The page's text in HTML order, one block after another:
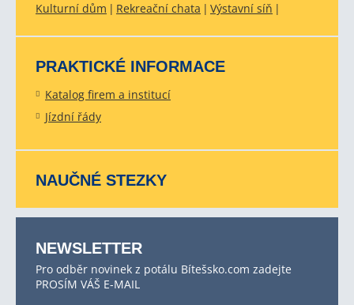
Kulturní dům Rekreační chata Výstavní síň
PRAKTICKÉ INFORMACE
Katalog firem a institucí
Jízdní řády
NAUČNÉ STEZKY
NEWSLETTER
Pro odběr novinek z potálu Bítešsko.com zadejte
PROSÍM VÁŠ E-MAIL